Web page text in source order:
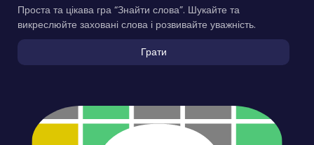
Проста та цікава гра “Знайти слова”. Шукайте та
викреслюйте заховані слова і розвивайте уважність.
Грати